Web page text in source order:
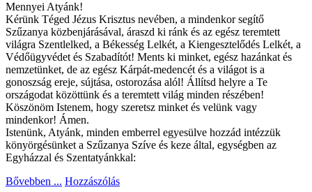
Mennyei Atyánk!
Kérünk Téged Jézus Krisztus nevében, a mindenkor segítő
Szűzanya közbenjárásával, áraszd ki ránk és az egész teremtett
világra Szentlelked, a Békesség Lelkét, a Kiengesztelődés Lelkét, a
Védőügyvédet és Szabadítót! Ments ki minket, egész hazánkat és
nemzetünket, de az egész Kárpát-medencét és a világot is a
gonoszság ereje, sújtása, ostorozása alól! Állítsd helyre a Te
országodat közöttünk és a teremtett világ minden részében!
Köszönöm Istenem, hogy szeretsz minket és velünk vagy
mindenkor! Ámen.
Istenünk, Atyánk, minden emberrel egyesülve hozzád intézzük
könyörgésünket a Szűzanya Szíve és keze által, egységben az
Egyházzal és Szentatyánkkal:
Bővebben ... Hozzászólás